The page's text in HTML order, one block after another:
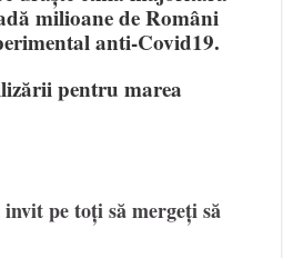
milioane de Români
anti-Covid19.
pentru marea
pe toți să mergeți să